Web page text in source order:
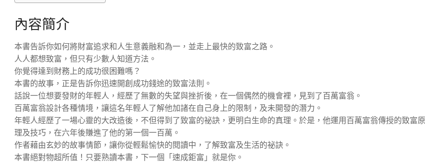
內容簡介
本書告訴你如何將財富追求和人生意義融和為一，並走上最快的致富之路。
人人都想致富，但只有少數人知道方法。
你覺得達到財務上的成功很困難嗎？
本書的故事，正是告訴你迅速開創成功錢途的致富法則。
話說一位想要發財的年輕人，經歷了無數的失望與挫折後，在一個偶然的機會裡，見到了百萬富翁。
百萬富翁設計各種情境，讓這名年輕人了解他加諸在自己身上的限制，及未開發的潛力。
年輕人經歷了一場心靈的大改造後，不但得到了致富的祕訣，更明白生命的真理。於是，他運用百萬富翁傳授的致富原
理及技巧，在六年後賺進了他的第一個一百萬。
作者藉由玄妙的故事情節，讓你從輕鬆愉快的閱讀中，了解致富及生活的祕訣。
本書絕對物超所值！只要熟讀本書，下一個「速成鉅富」就是你。